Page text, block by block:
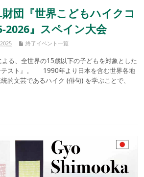
団『世界こどもハイクコ
2026』スペイン大会
終了イベント一覧
る、全世界の15歳以下の子どもを対象とした
テスト』。 1990年より日本を含む世界各地
的文芸であるハイク (俳句) を学ぶことで、